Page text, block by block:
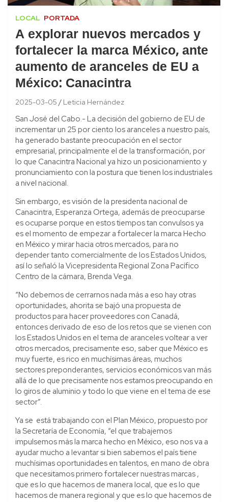
LOCAL PORTADA
A explorar nuevos mercados y
fortalecer la marca México, ante
aumento de aranceles de EU a
México: Canacintra
2025-03-05 Leticia Hernández
San José del Cabo.- La decisión del gobierno de EU de
incrementar un 25 por ciento los aranceles a nuestro país,
ha generado bastante preocupación en el sector
empresarial, principalmente el de la transformación, por
lo que Canacintra Nacional ya hizo un posicionamiento y
pronunciamiento con la postura que tienen los industriales
a nivel nacional.
Sin embargo, es visión de la presidenta nacional de
Canacintra, Esperanza Ortega, además de preocuparse
es ocuparse porque en estos tiempos tan convulsos ya
es el momento de empezar a fortalecer la marca Hecho
en México y mirar hacia otros mercados, para no
depender tanto comercialmente de los Estados Unidos,
así lo señaló la Vicepresidenta Regional Zona Pacífico
Centro de la cámara, Brenda Vega.
“No debemos de cerrarnos nada más a eso hay otras
oportunidades, ahorita se bajó una propuesta de
productos para hacer proveedores con Canadá,
entonces derivado de eso de los retos que se vienen con
los Estados Unidos en el tema de aranceles voltear a ver
otros mercados, precisamente eso, saber que México es
muy fuerte, es rico en muchísimas áreas, muchos
sectores preponderantes, servicios económicos van más
allá de lo que precisamente nos estamos preocupando en
lo giros de aluminio y todo lo que viene en el tema de ese
sector”.
Ya se está trabajando con el Plan México, propuesto por
la Secretaría de Economía, “el que trabajemos
impulsemos más la marca hecho en México, eso nos va a
ayudar mucho a levantar si bien sabemos el país tiene
muchísimas oportunidades en talentos, en mano de obra
que necesitamos primero fortalecer nuestras marcas ,
que es lo que hacemos de manera local, que es lo que
hacemos de manera regional y que es lo que hacemos de